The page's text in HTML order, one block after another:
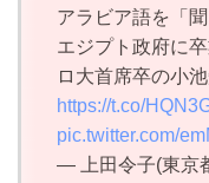
アラビア語を「
エジプト政府に
ロ大首席卒の小
https://t.co/
pic.twitter.com/
— 上田令子(東京